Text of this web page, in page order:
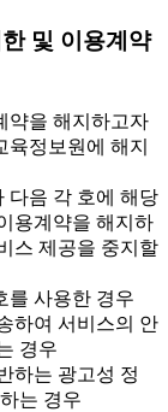
및 이용계약
약을 해지하고자
정보원에 해지
음 각 호에 해당
용계약을 해지하
스 제공을 중지할
를 사용한 경우
하여 서비스의 안
경우
하는 광고성 정
는 경우